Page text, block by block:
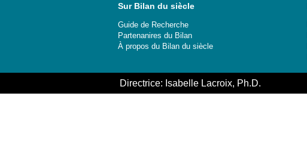
Sur Bilan du siècle
Guide de Recherche
Partenanires du Bilan
À propos du Bilan du siècle
Directrice: Isabelle Lacroix, Ph.D.